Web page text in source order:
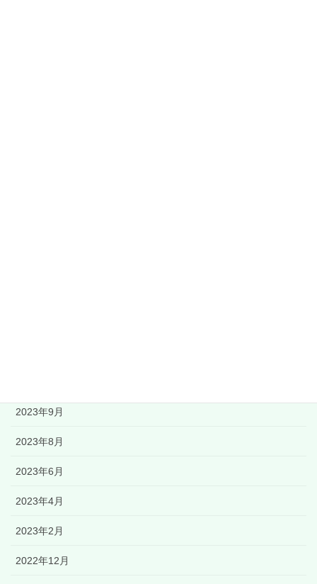
2023年9月
2023年8月
2023年6月
2023年4月
2023年2月
2022年12月